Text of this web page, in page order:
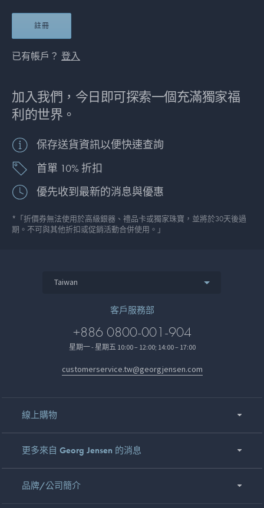
註冊
已有帳戶？ 登入
加入我們，今日即可探索一個充滿獨家福
利的世界。
保存送貨資訊以便快速查詢
首單 10% 折扣
優先收到最新的消息與優惠
*「折價券無法使用於高級銀器、禮品卡或獨家珠寶，並將於30天後過
期。不可與其他折扣或促銷活動合併使用。」
Taiwan
客戶服務部
+886 0800-001-904
星期一 - 星期五 10:00 – 12:00; 14:00 – 17:00
customerservice.tw@georgjensen.com
線上購物
更多來自 Georg Jensen 的消息
品牌/公司簡介